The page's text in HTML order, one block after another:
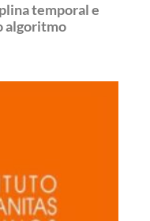
temporal e
algoritmo